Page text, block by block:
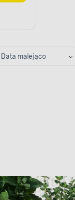
Data malejąco